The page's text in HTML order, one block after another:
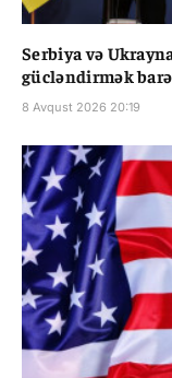
Serbiya və
gücləndirmək
8 Avqust 2026 20:19